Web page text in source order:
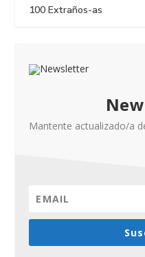
100 Extraños-as
Mantente actualizado/a